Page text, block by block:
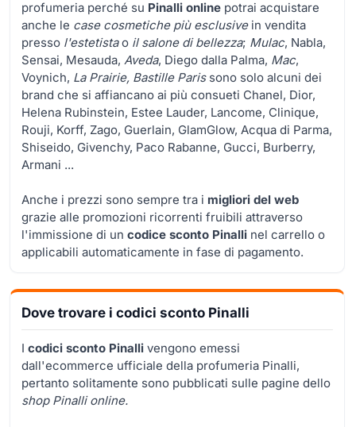
profumeria perché su Pinalli online potrai acquistare
anche le case cosmetiche più esclusivein vendita
presso l'estetistao il salone di bellezza; Mulac, Nabla,
Sensai, Mesauda, Aveda, Diego dalla Palma, Mac,
Voynich, La Prairie, Bastille Parissono solo alcuni dei
brand che si affiancano ai più consueti Chanel, Dior,
Helena Rubinstein, Estee Lauder, Lancome, Clinique,
Rouji, Korff, Zago, Guerlain, GlamGlow, Acqua di Parma,
Shiseido, Givenchy, Paco Rabanne, Gucci, Burberry,
Armani ...
Anche i prezzi sono sempre tra i migliori del web
grazie alle promozioni ricorrenti fruibili attraverso
l'immissione di un codice sconto Pinalli nel carrello o
applicabili automaticamente in fase di pagamento.
Dove trovare i codici sconto Pinalli
I codici sconto Pinalli vengono emessi
dall'ecommerce ufficiale della profumeria Pinalli,
pertanto solitamente sono pubblicati sulle pagine dello
shop Pinalli online.